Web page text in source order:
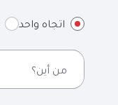
اتجاه واحد